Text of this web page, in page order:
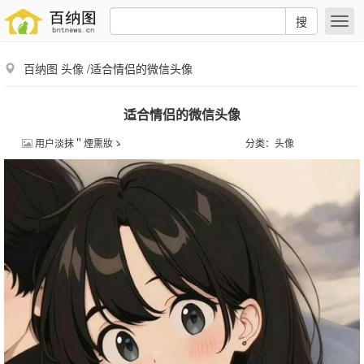
搜
百纳图 头像 /适合情侣的微信头像
适合情侣的微信头像
用户淡抹＂煙熏妝ゝ 分类： 头像